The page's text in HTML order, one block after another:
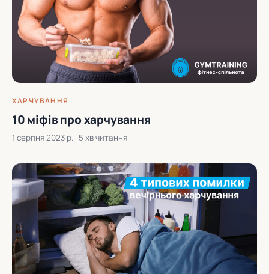
ХАРЧУВАННЯ
10 міфів про харчування
1 серпня 2023 р. · 5 хв читання